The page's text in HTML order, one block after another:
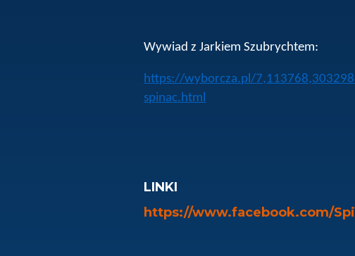
Wywiad z Jarkiem Szubrychtem:
https://wyborcza.pl/
spinac.html
LINKI
https://www.facebook.com/